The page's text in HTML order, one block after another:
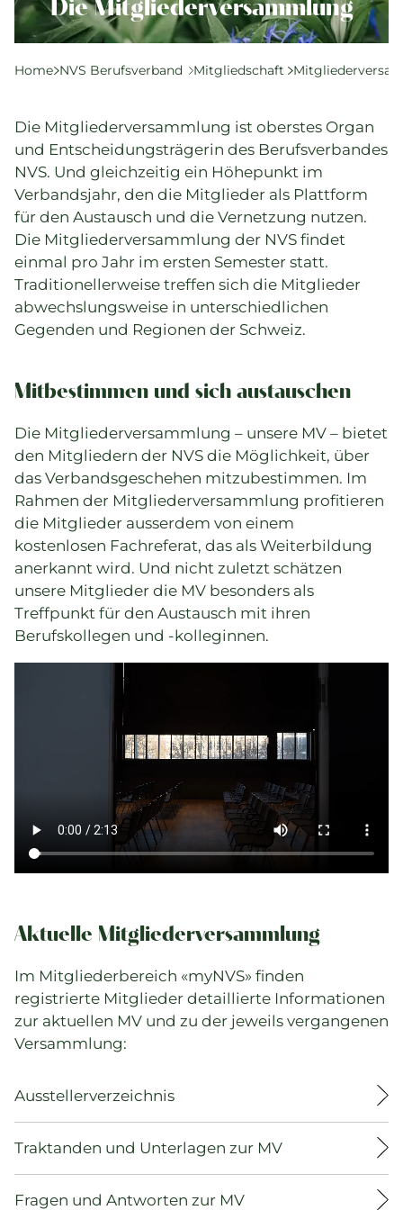
Praxisführung
Bildung
Karriere & Jobs
Aktuelle Veranstaltungen
Aktuelles
Suchverzeichnisse
Die Mitgliederversammlung
Home NVS Berufsverband Mitgliedschaft
Die Mitgliederversammlung ist oberstes Organ
und Entscheidungsträgerin des Berufsverbandes
NVS. Und gleichzeitig ein Höhepunkt im
Verbandsjahr, den die Mitglieder als Plattform
für den Austausch und die Vernetzung nutzen.
Die Mitgliederversammlung der NVS findet
einmal pro Jahr im ersten Semester statt.
Traditionellerweise treffen sich die Mitglieder
abwechslungsweise in unterschiedlichen
Gegenden und Regionen der Schweiz.
Mitbestimmen und sich austauschen
Die Mitgliederversammlung – unsere MV – bietet
den Mitgliedern der NVS die Möglichkeit, über
das Verbandsgeschehen mitzubestimmen. Im
Rahmen der Mitgliederversammlung profitieren
die Mitglieder ausserdem von einem
kostenlosen Fachreferat, das als Weiterbildung
anerkannt wird. Und nicht zuletzt schätzen
unsere Mitglieder die MV besonders als
Treffpunkt für den Austausch mit ihren
Berufskollegen und -kolleginnen.
Aktuelle Mitgliederversammlung
Im Mitgliederbereich «myNVS» finden
registrierte Mitglieder detaillierte Informationen
zur aktuellen MV und zu der jeweils vergangenen
Versammlung:
Ausstellerverzeichnis
Traktanden und Unterlagen zur MV
Fragen und Antworten zur MV